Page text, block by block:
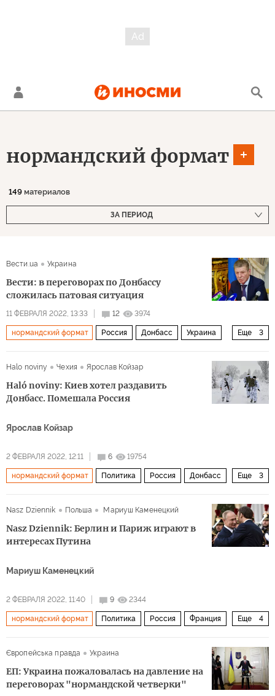
нормандский формат
149 материалов
ЗА ПЕРИОД
Вести.ua Украина
Вести: в переговорах по Донбассу
сложилась патовая ситуация
11 ФЕВРАЛЯ 2022, 13:33 12 3974
Еще 3
нормандский формат Россия Донбасс Украина
Halo noviny
Чехия Ярослав Койзар
Haló noviny: Киев хотел раздавить
Донбасс. Помешала Россия
Ярослав Койзар
2 ФЕВРАЛЯ 2022, 12:11 6 19754
Еще 3
нормандский формат Политика Россия Донбасс
Nasz Dziennik
Польша Мариуш Каменецкий
Nasz Dziennik: Берлин и Париж играют в
интересах Путина
Мариуш Каменецкий
2 ФЕВРАЛЯ 2022, 11:40 9 2344
Еще 4
нормандский формат Политика Россия Франция
Європейська правда
Украина
ЕП: Украина пожаловалась на давление на
переговорах "нормандской четверки"